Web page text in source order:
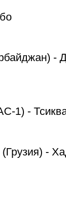
-
1) -
-